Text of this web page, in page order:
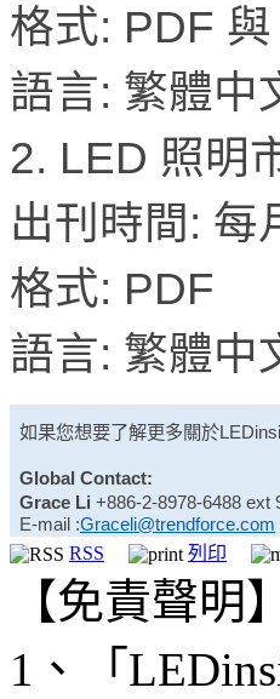
格式: PDF
語言: 繁體中
2. LED 照明
出刊時間: 每
格式: PDF
語言: 繁體中
如果您想要了解更多關於
Global Contact:
Grace Li +886-2-8978-6488 ext
E-mail :Graceli@trendforce.com
RSS
列印
【免責聲明】
1、「